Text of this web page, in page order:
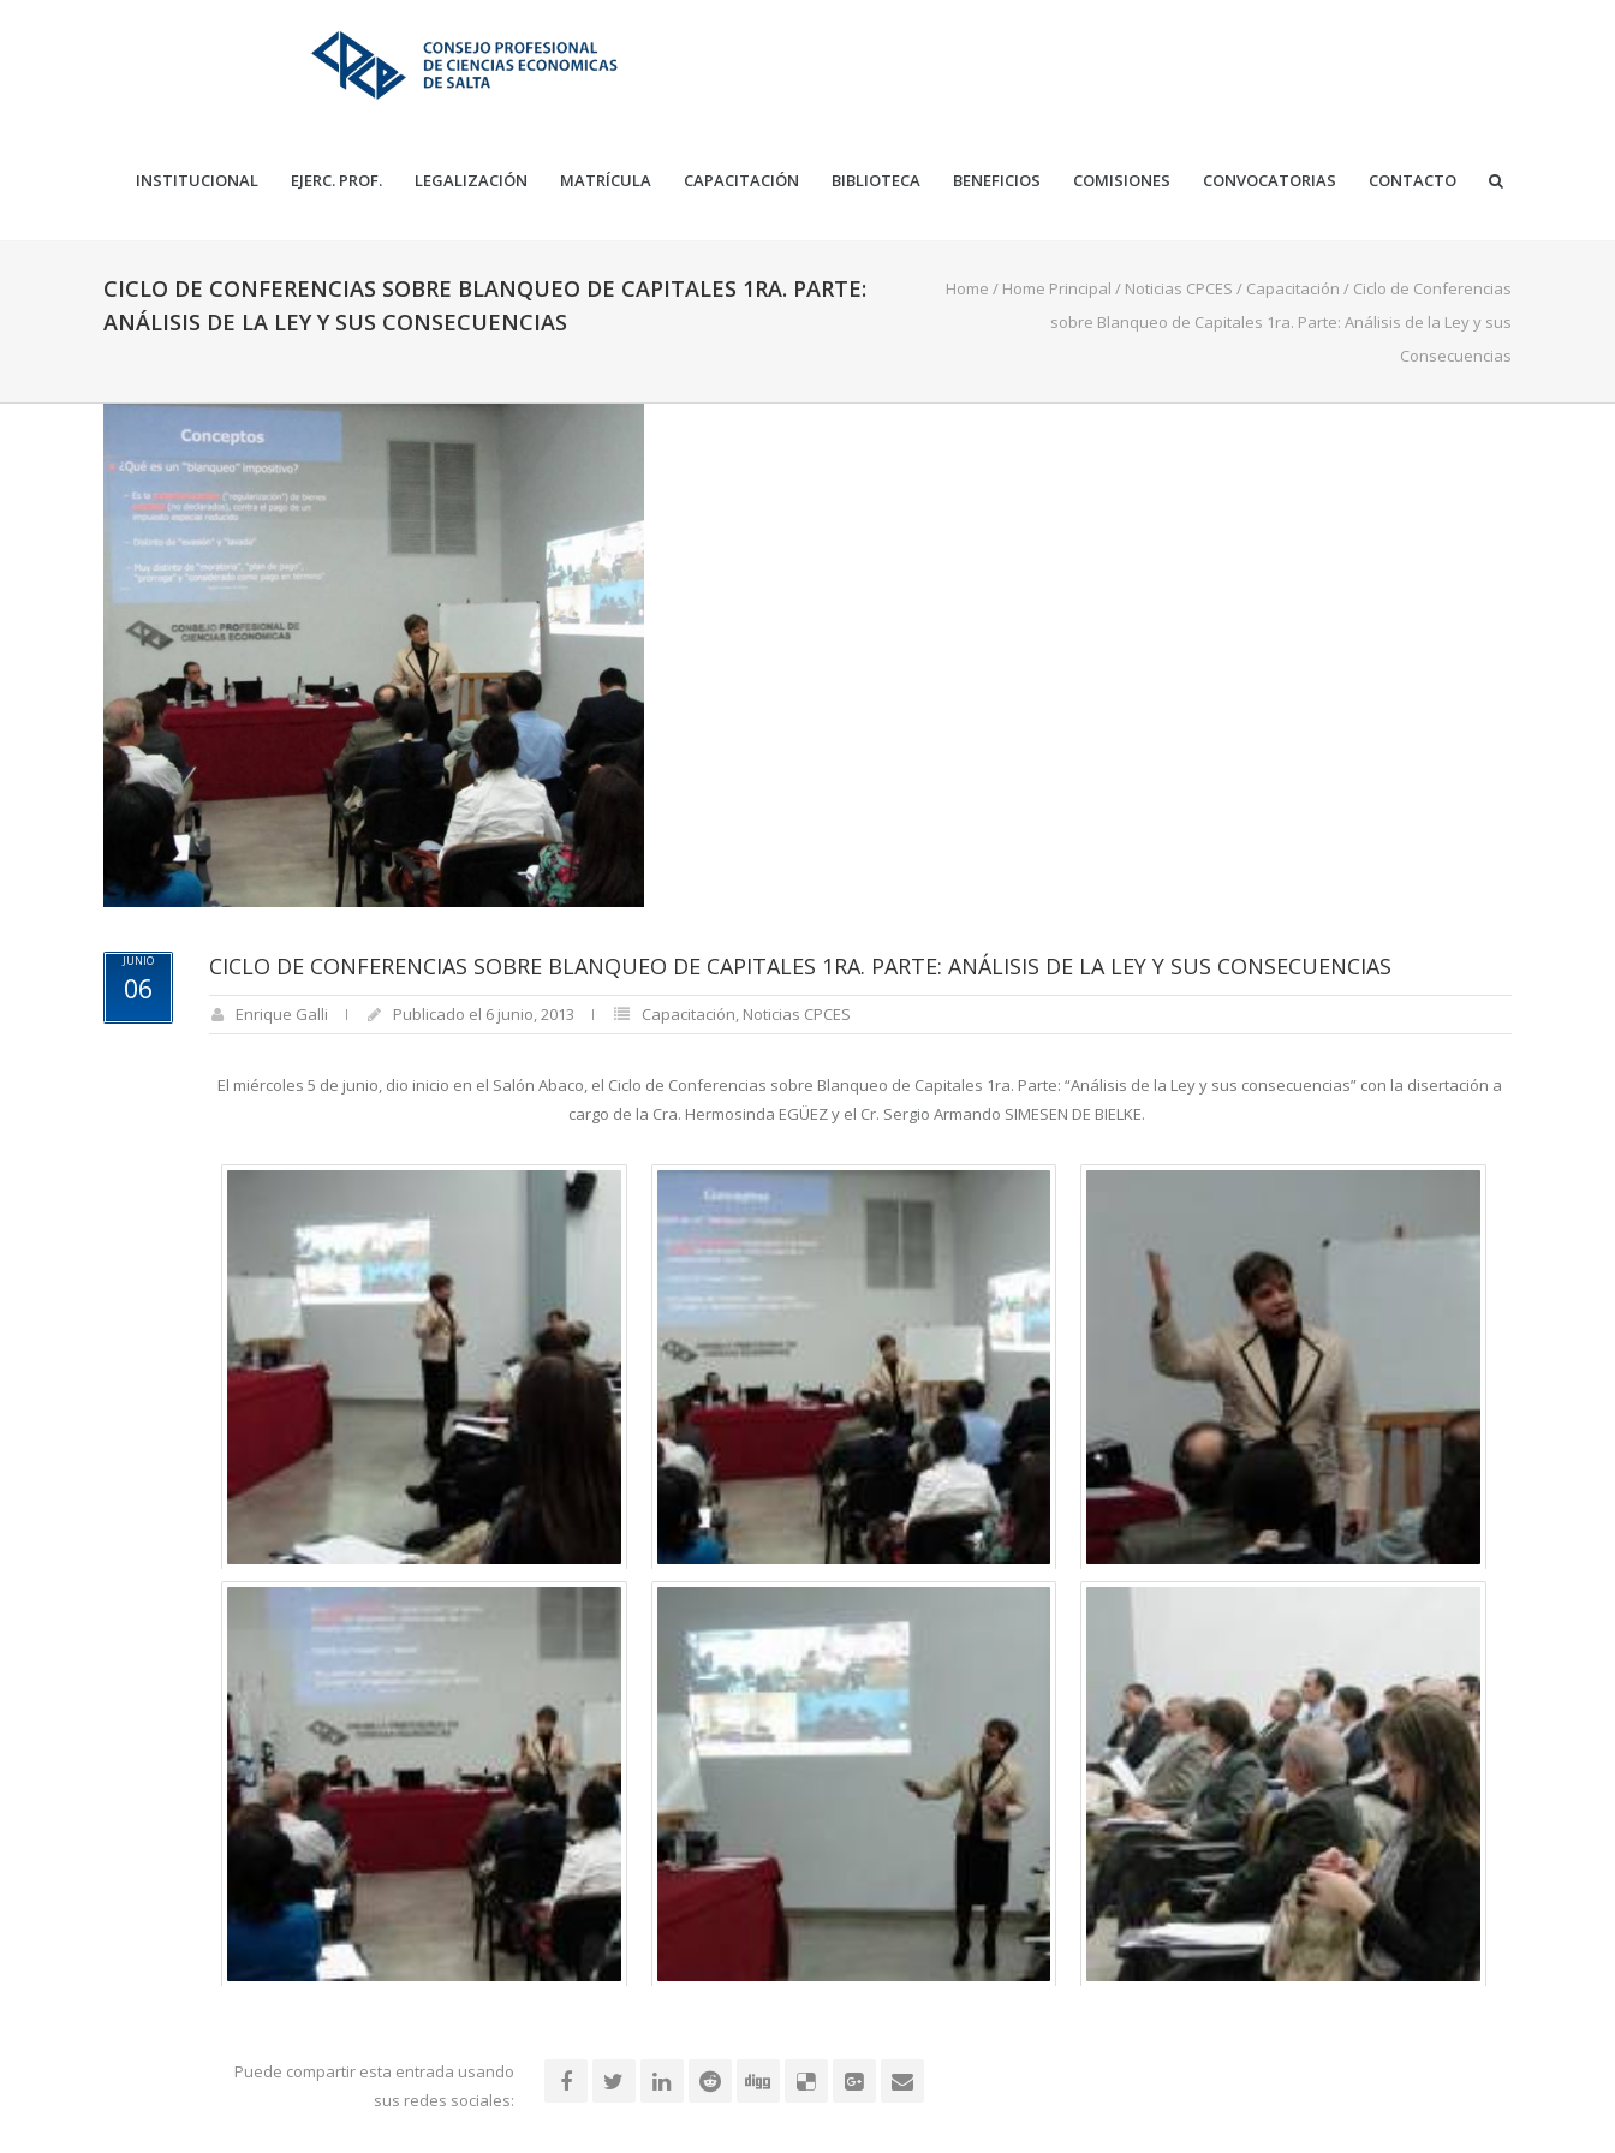
INSTITUCIONAL EJERC. PROF. LEGALIZACIÓN MATRÍCULA CAPACITACIÓN BIBLIOTECA BENEFICIOS COMISIONES CONVOCATORIAS CONTACTO
CICLO DE CONFERENCIAS SOBRE BLANQUEO DE CAPITALES 1RA. PARTE:
ANÁLISIS DE LA LEY Y SUS CONSECUENCIAS
Home / Home Principal / Noticias CPCES / Capacitación / Ciclo de Conferencias
sobre Blanqueo de Capitales 1ra. Parte: Análisis de la Ley y sus
Consecuencias
JUNIO
06
CICLO DE CONFERENCIAS SOBRE BLANQUEO DE CAPITALES 1RA. PARTE: ANÁLISIS DE LA LEY Y SUS CONSECUENCIAS
Enrique Galli Publicado el 6 junio, 2013 Capacitación, Noticias CPCES
El miércoles 5 de junio, dio inicio en el Salón Abaco, el Ciclo de Conferencias sobre Blanqueo de Capitales 1ra. Parte: “Análisis de la Ley y sus consecuencias” con la disertación a
cargo de la Cra. Hermosinda EGÜEZ y el Cr. Sergio Armando SIMESEN DE BIELKE.
Puede compartir esta entrada usando
sus redes sociales: